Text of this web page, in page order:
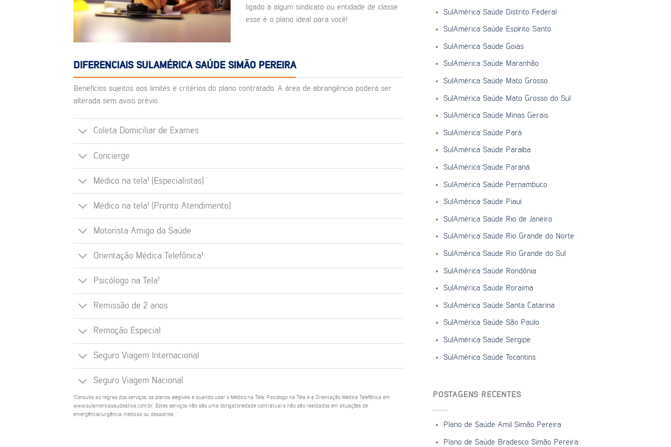
ligado a algum sindicato ou entidade de classe
esse é o plano ideal para você!
DIFERENCIAIS SULAMÉRICA SAÚDE SIMÃO PEREIRA
Benefícios sujeitos aos limites e critérios do plano contratado. A área de abrangência poderá ser
alterada sem aviso prévio.
Coleta Domiciliar de Exames
Concierge
Médico na tela¹ (Especialistas)
Médico na tela¹ (Pronto Atendimento)
Motorista Amigo da Saúde
Orientação Médica Telefônica¹
Psicólogo na Tela¹
Remissão de 2 anos
Remoção Especial
Seguro Viagem Internacional
Seguro Viagem Nacional
¹Consulte as regras dos serviços, os planos elegíveis e quando usar o Médico na Tela, Psicólogo na Tela e a Orientação Médica Telefônica em
www.sulamericasaudeativa.com.br. Estes serviços não são uma obrigatoriedade contratual e não são realizados em situações de
emergência/urgência médicas ou desastres.
SulAmérica Saúde Distrito Federal
SulAmérica Saúde Espírito Santo
SulAmérica Saúde Goiás
SulAmérica Saúde Maranhão
SulAmérica Saúde Mato Grosso
SulAmérica Saúde Mato Grosso do Sul
SulAmérica Saúde Minas Gerais
SulAmérica Saúde Pará
SulAmérica Saúde Paraíba
SulAmérica Saúde Paraná
SulAmérica Saúde Pernambuco
SulAmérica Saúde Piauí
SulAmérica Saúde Rio de Janeiro
SulAmérica Saúde Rio Grande do Norte
SulAmérica Saúde Rio Grande do Sul
SulAmérica Saúde Rondônia
SulAmérica Saúde Roraima
SulAmérica Saúde Santa Catarina
SulAmérica Saúde São Paulo
SulAmérica Saúde Sergipe
SulAmérica Saúde Tocantins
POSTAGENS RECENTES
Plano de Saúde Amil Simão Pereira
Plano de Saúde Bradesco Simão Pereira